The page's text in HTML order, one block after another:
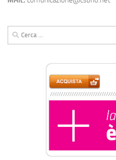
Ricerca
per: